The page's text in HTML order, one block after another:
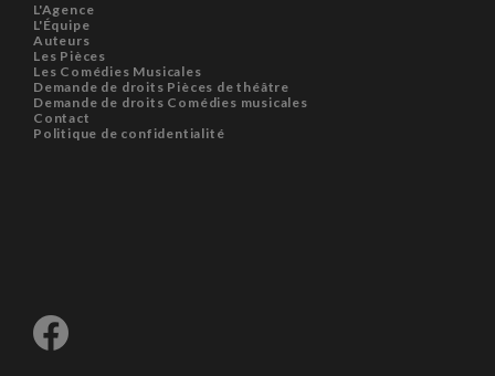
L'Agence
L'Équipe
Auteurs
Les Pièces
Les Comédies Musicales
Demande de droits Pièces de théâtre
Demande de droits Comédies musicales
Contact
Politique de confidentialité